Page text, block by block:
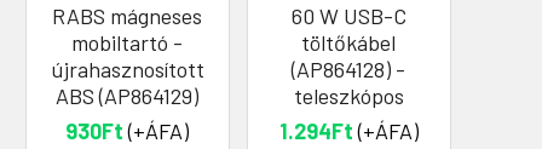
RABS mágneses
mobiltartó -
újrahasznosított
ABS (AP864129)
930Ft(+ÁFA)
60 W USB-C
töltőkábel
(AP864128) -
teleszkópos
1.294Ft(+ÁFA)